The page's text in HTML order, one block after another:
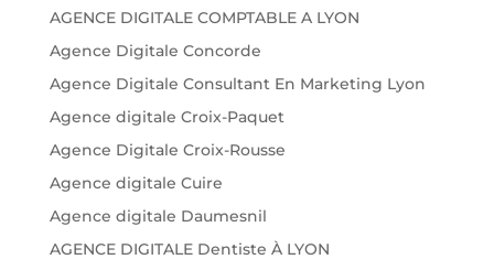
AGENCE DIGITALE COMPTABLE A LYON
Agence Digitale Concorde
Agence Digitale Consultant En Marketing Lyon
Agence digitale Croix-Paquet
Agence Digitale Croix-Rousse
Agence digitale Cuire
Agence digitale Daumesnil
AGENCE DIGITALE Dentiste À LYON